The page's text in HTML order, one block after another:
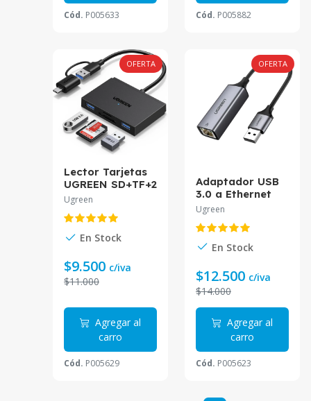
Cód. P005633 Cód. P005882
OFERTA
Lector Tarjetas
UGREEN SD+TF+2
USB-A 3.0 CM812
Ugreen
En Stock
$9.500 c/iva
$11.000
Agregar al
carro
Cód. P005629
OFERTA
Adaptador USB
3.0 a Ethernet
Gigabit UGREEN
CM209
Ugreen
En Stock
$12.500 c/iva
$14.000
Agregar al
carro
Cód. P005623